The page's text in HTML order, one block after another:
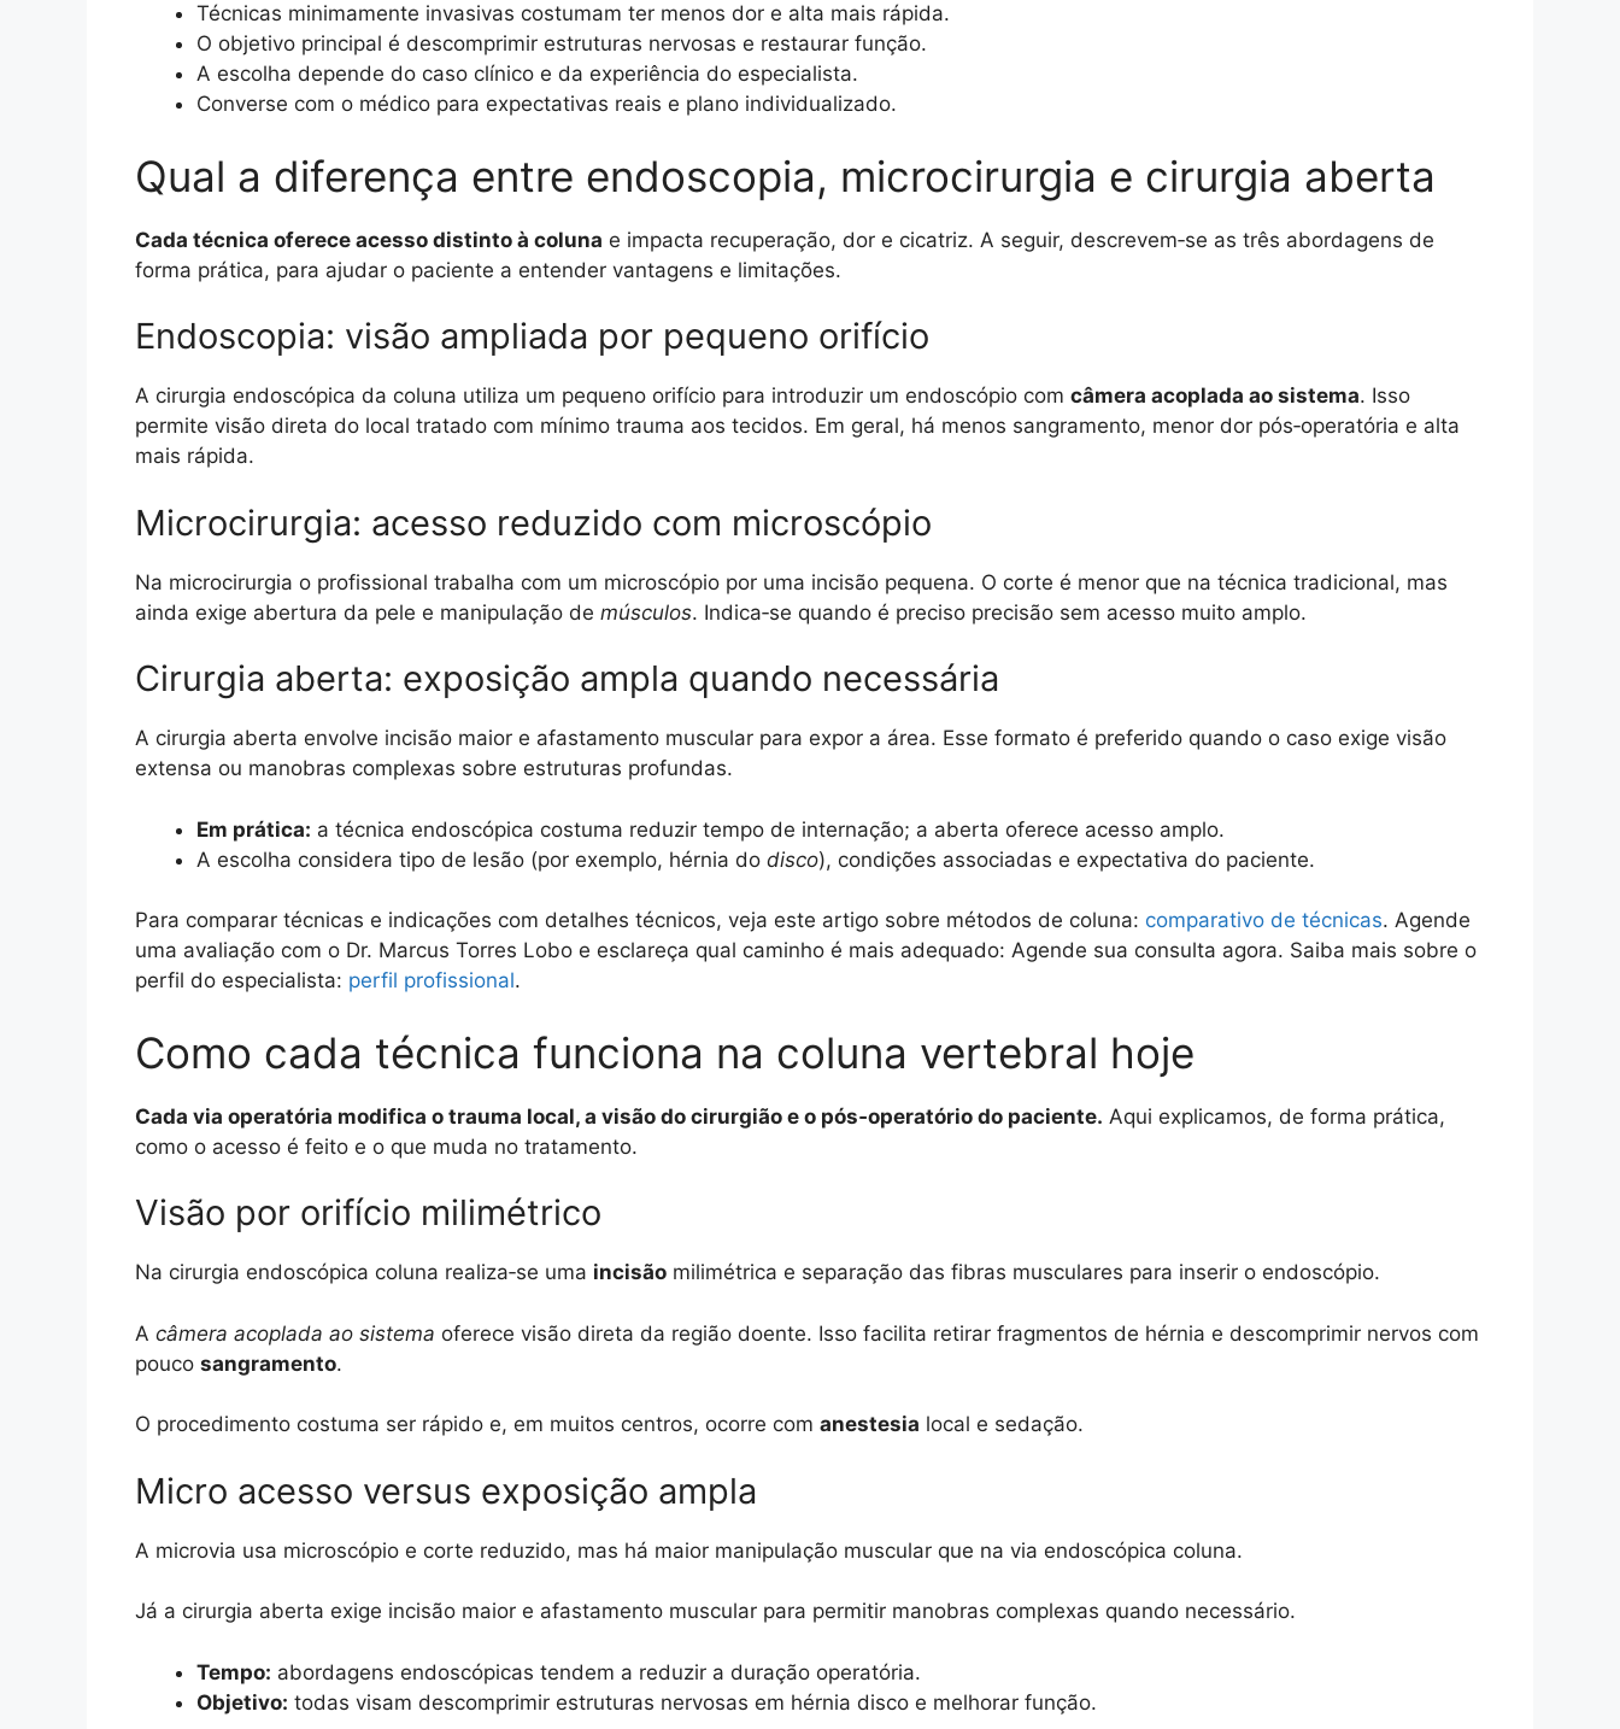
Técnicas minimamente invasivas costumam ter menos dor e alta mais rápida.
O objetivo principal é descomprimir estruturas nervosas e restaurar função.
A escolha depende do caso clínico e da experiência do especialista.
Converse com o médico para expectativas reais e plano individualizado.
Qual a diferença entre endoscopia, microcirurgia e cirurgia aberta
Cada técnica oferece acesso distinto à coluna e impacta recuperação, dor e cicatriz. A seguir, descrevem‑se as três abordagens de
forma prática, para ajudar o paciente a entender vantagens e limitações.
Endoscopia: visão ampliada por pequeno orifício
A cirurgia endoscópica da coluna utiliza um pequeno orifício para introduzir um endoscópio com câmera acoplada ao sistema. Isso
permite visão direta do local tratado com mínimo trauma aos tecidos. Em geral, há menos sangramento, menor dor pós‑operatória e alta
mais rápida.
Microcirurgia: acesso reduzido com microscópio
Na microcirurgia o profissional trabalha com um microscópio por uma incisão pequena. O corte é menor que na técnica tradicional, mas
ainda exige abertura da pele e manipulação de músculos. Indica‑se quando é preciso precisão sem acesso muito amplo.
Cirurgia aberta: exposição ampla quando necessária
A cirurgia aberta envolve incisão maior e afastamento muscular para expor a área. Esse formato é preferido quando o caso exige visão
extensa ou manobras complexas sobre estruturas profundas.
Em prática: a técnica endoscópica costuma reduzir tempo de internação; a aberta oferece acesso amplo.
A escolha considera tipo de lesão (por exemplo, hérnia do disco), condições associadas e expectativa do paciente.
Para comparar técnicas e indicações com detalhes técnicos, veja este artigo sobre métodos de coluna: comparativo de técnicas. Agende
uma avaliação com o Dr. Marcus Torres Lobo e esclareça qual caminho é mais adequado: Agende sua consulta agora. Saiba mais sobre o
perfil do especialista: perfil profissional.
Como cada técnica funciona na coluna vertebral hoje
Cada via operatória modifica o trauma local, a visão do cirurgião e o pós‑operatório do paciente. Aqui explicamos, de forma prática,
como o acesso é feito e o que muda no tratamento.
Visão por orifício milimétrico
Na cirurgia endoscópica coluna realiza‑se uma incisão milimétrica e separação das fibras musculares para inserir o endoscópio.
A câmera acoplada ao sistema oferece visão direta da região doente. Isso facilita retirar fragmentos de hérnia e descomprimir nervos com
pouco sangramento.
O procedimento costuma ser rápido e, em muitos centros, ocorre com anestesia local e sedação.
Micro acesso versus exposição ampla
A microvia usa microscópio e corte reduzido, mas há maior manipulação muscular que na via endoscópica coluna.
Já a cirurgia aberta exige incisão maior e afastamento muscular para permitir manobras complexas quando necessário.
Tempo: abordagens endoscópicas tendem a reduzir a duração operatória.
Objetivo: todas visam descomprimir estruturas nervosas em hérnia disco e melhorar função.